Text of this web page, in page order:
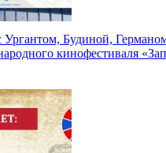
Ургантом, Будиной,
кинофестиваля